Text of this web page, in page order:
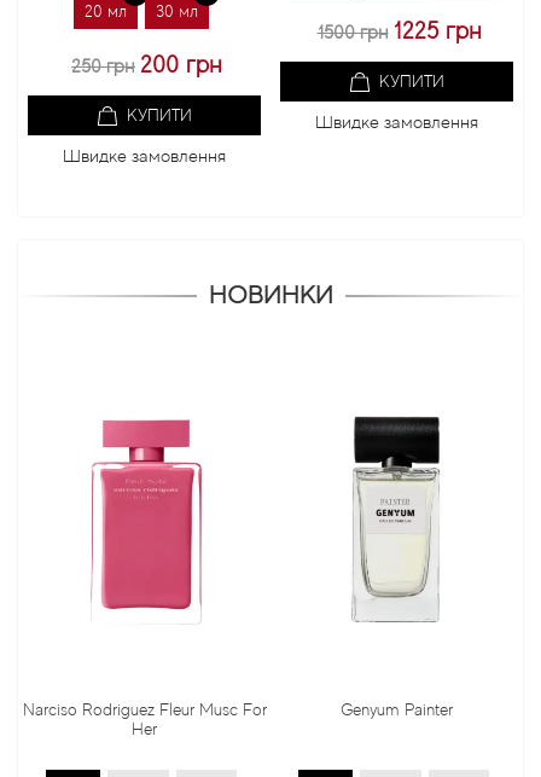
20 мл 30 мл
250 грн 200 грн
КУПИТИ
Швидке замовлення
1500 грн 1225 грн
КУПИТИ
Швидке замовлення
НОВИНКИ
Narciso Rodriguez Fleur Musc For
Her
Genyum Painter